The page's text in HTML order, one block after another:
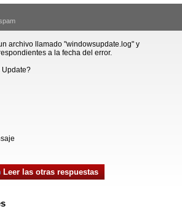
archivo llamado "windowsupdate.log" y
a la fecha del error.
Update?
Leer las otras respuestas